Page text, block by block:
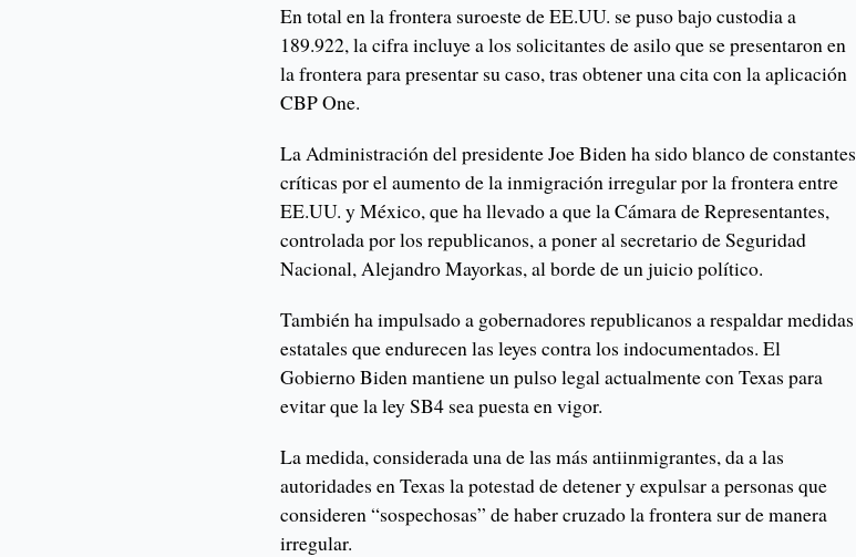
En total en la frontera suroeste de EE.UU. se puso bajo custodia a
189.922, la cifra incluye a los solicitantes de asilo que se presentaron en
la frontera para presentar su caso, tras obtener una cita con la aplicación
CBP One.
La Administración del presidente Joe Biden ha sido blanco de constantes
críticas por el aumento de la inmigración irregular por la frontera entre
EE.UU. y México, que ha llevado a que la Cámara de Representantes,
controlada por los republicanos, a poner al secretario de Seguridad
Nacional, Alejandro Mayorkas, al borde de un juicio político.
También ha impulsado a gobernadores republicanos a respaldar medidas
estatales que endurecen las leyes contra los indocumentados. El
Gobierno Biden mantiene un pulso legal actualmente con Texas para
evitar que la ley SB4 sea puesta en vigor.
La medida, considerada una de las más antiinmigrantes, da a las
autoridades en Texas la potestad de detener y expulsar a personas que
consideren “sospechosas” de haber cruzado la frontera sur de manera
irregular.